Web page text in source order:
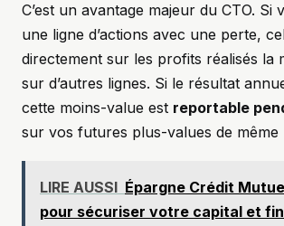
C’est un avantage majeur du CTO. Si
une ligne d’actions avec une perte,
directement sur les profits réalisés la
sur d’autres lignes. Si le résultat
cette moins-value est reportable
sur vos futures plus-values de même
LIRE AUSSI Épargne Crédit
pour sécuriser votre capital et